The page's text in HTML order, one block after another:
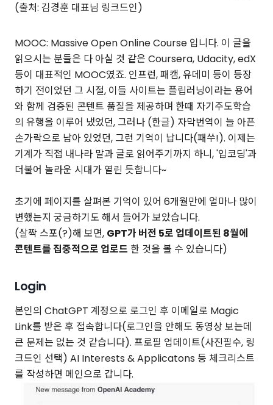
(출처: 김경훈 대표님 링크드인)
MOOC: Massive Open Online Course 입니다. 이 글을
읽으시는 분들은 다 아실 것 같은 Coursera, Udacity, edX
등이 대표적인 MOOC였죠. 인프런, 패캠, 유데미 등이 등장
하기 전이었던 그 시절, 이들 사이트는 플립러닝이라는 용어
와 함께 검증된 콘텐트 품질을 제공하며 한때 자기주도학습
의 유행을 이루어 냈었던, 그러나 (한글) 자막번역이 늘 아픈
손가락으로 남아 있었던, 그런 기억이 납니다(패쑤!). 이제는
기계가 직접 내나라 말과 글로 읽어주기까지 하니, '입코딩'과
더불어 놀라운 시대가 열린 듯합니다~
초기에 페이지를 살펴본 기억이 있어 6개월만에 얼마나 많이
변했는지 궁금하기도 해서 들어가 보았습니다.
(살짝 스포(?)해 보면, GPT가 버전 5로 업데이트된 8월에
콘텐트를 집중적으로 업로드 한 것을 볼 수 있습니다)
Login
본인의 ChatGPT 계정으로 로그인 후 이메일로 Magic
Link를 받은 후 접속합니다(로그인을 안해도 동영상 보는데
큰 문제는 없는 것 같습니다). 프로필 업데이트(사진필수, 링
크드인 선택) AI Interests & Applicatons 등 체크리스트
를 작성하면 메인으로 갑니다.